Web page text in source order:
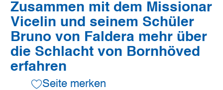
Zusammen mit dem Missionar
Vicelin und seinem Schüler
Bruno von Faldera mehr über
die Schlacht von Bornhöved
erfahren
Seite merken